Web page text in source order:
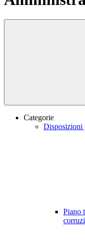
Categorie
Disposizioni
Piano